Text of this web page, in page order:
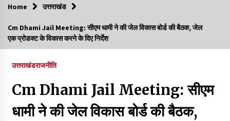
Trending Now
Minorities Rights Day : विश्व अल्पसंख्यक अधिकार दिवस
कार्यक्रम में शामिल हुए सीएम,आधुनिक मदरसों का नाम अब्दुल कलाम के नाम
Thought Of The Day 7 September
September 7, 2023
Home उत्तराखंड
Cm Dhami Jail Meeting: सीएम धामी ने की जेल विकास बोर्ड की बैठक, जेल
एक प्रोडक्ट के विकास करने के दिए निर्देश
उत्तराखंडराजनीति
Cm Dhami Jail Meeting: सीएम
धामी ने की जेल विकास बोर्ड की बैठक,